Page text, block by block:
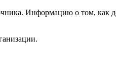
Информацию о том, как